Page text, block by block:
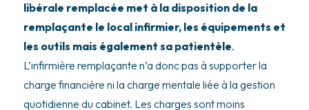
libérale remplacée met à la disposition de la
remplaçante le local infirmier, les équipements et
les outils mais également sa patientèle.
L’infirmière remplaçante n’a donc pas à supporter la
charge financière ni la charge mentale liée à la gestion
quotidienne du cabinet. Les charges sont moins